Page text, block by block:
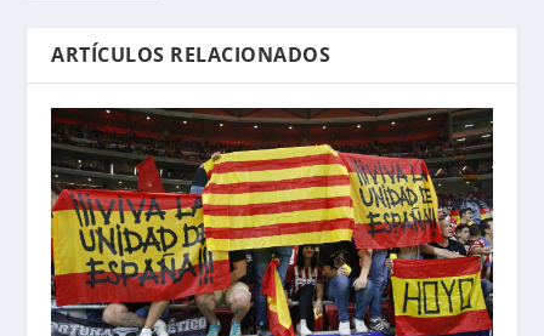
ARTÍCULOS RELACIONADOS